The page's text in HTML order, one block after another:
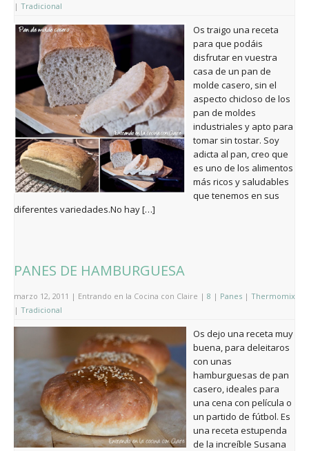
| Tradicional
Os traigo una receta
para que podáis
disfrutar en vuestra
casa de un pan de
molde casero, sin el
aspecto chicloso de los
pan de moldes
industriales y apto para
tomar sin tostar. Soy
adicta al pan, creo que
es uno de los alimentos
más ricos y saludables
que tenemos en sus
diferentes variedades.No hay […]
PANES DE HAMBURGUESA
marzo 12, 2011 | Entrando en la Cocina con Claire | 8 | Panes | Thermomix
| Tradicional
Os dejo una receta muy
buena, para deleitaros
con unas
hamburguesas de pan
casero, ideales para
una cena con película o
un partido de fútbol. Es
una receta estupenda
de la increíble Susana